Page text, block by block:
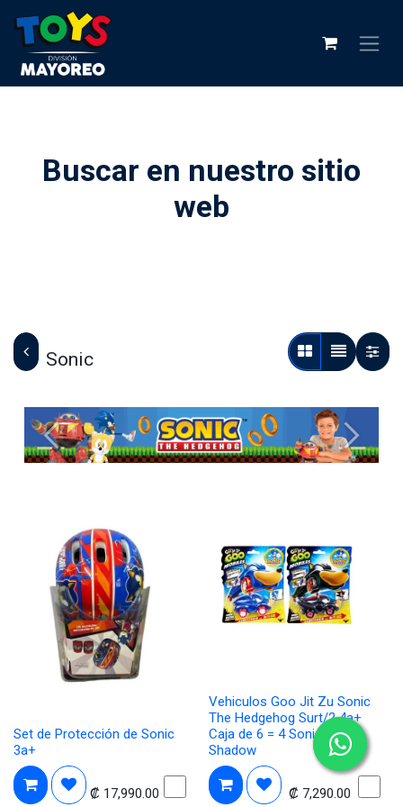
Buscar en nuestro sitio
web
Sonic
Anterior
Set de Protección de Sonic
3a+
₡ 17,990.00
Vehiculos Goo Jit Zu Sonic
The Hedgehog Surt/2 4a+
Caja de 6 = 4 Sonic y 2
Shadow
₡ 7,290.00